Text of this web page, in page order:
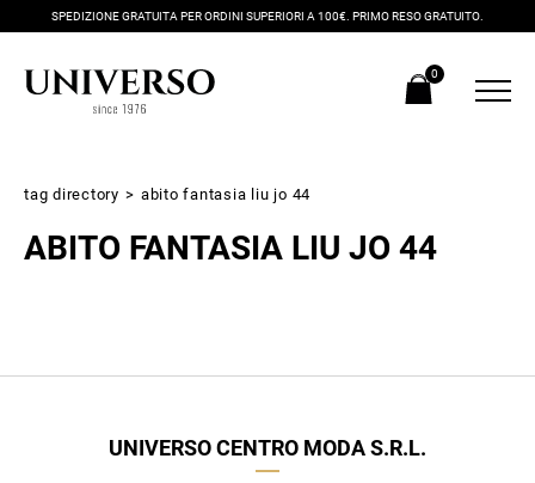
SPEDIZIONE GRATUITA PER ORDINI SUPERIORI A 100€. PRIMO RESO GRATUITO.
0
tag directory > abito fantasia liu jo 44
ABITO FANTASIA LIU JO 44
UNIVERSO CENTRO MODA S.R.L.
Ricevi subito il tuo promocode con lo sconto del 20% su tutti i
nuovi arrivi utilizzabile anche in negozio!